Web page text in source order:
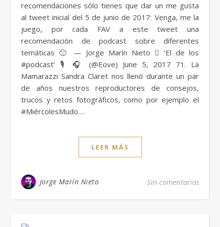
recomendaciones sólo tienes que dar un me gusta
al tweet inicial del 5 de junio de 2017: Venga, me la
juego, por cada FAV a este tweet una
recomendación de podcast sobre diferentes
temáticas 🙂 — Jorge Marín Nieto  ‘El de los
#podcast’ 🎙️ 🎧 (@Eove) June 5, 2017 71. La
Mamarazzi Sandra Claret nos llenó durante un par
de años nuestros reproductores de consejos,
trucos y retos fotográficos, como por ejemplo el
#MiércolesMudo.…
LEER MÁS
Jorge Marín Nieto Sin comentarios